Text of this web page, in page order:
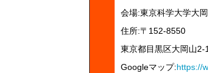
会場:東京科学大学大
住所:〒152-8550
東京都目黒区大岡山2-
Googleマップ:https://